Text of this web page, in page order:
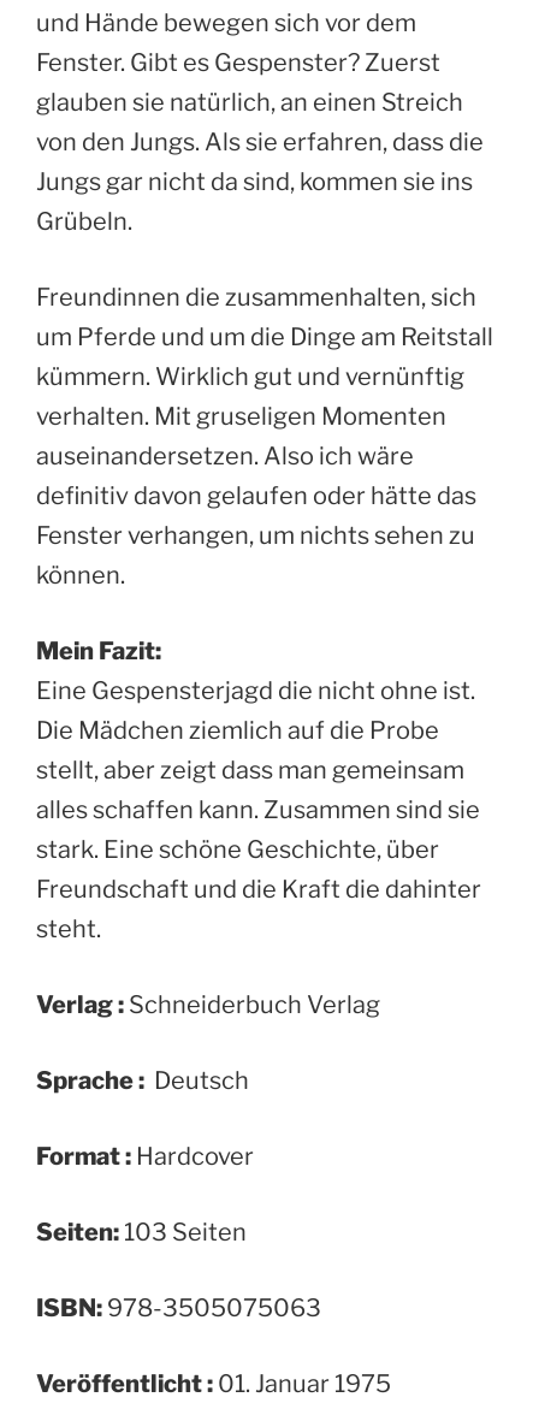
und Hände bewegen sich vor dem
Fenster. Gibt es Gespenster? Zuerst
glauben sie natürlich, an einen Streich
von den Jungs. Als sie erfahren, dass die
Jungs gar nicht da sind, kommen sie ins
Grübeln.
Freundinnen die zusammenhalten, sich
um Pferde und um die Dinge am Reitstall
kümmern. Wirklich gut und vernünftig
verhalten. Mit gruseligen Momenten
auseinandersetzen. Also ich wäre
definitiv davon gelaufen oder hätte das
Fenster verhangen, um nichts sehen zu
können.
Mein Fazit:
Eine Gespensterjagd die nicht ohne ist.
Die Mädchen ziemlich auf die Probe
stellt, aber zeigt dass man gemeinsam
alles schaffen kann. Zusammen sind sie
stark. Eine schöne Geschichte, über
Freundschaft und die Kraft die dahinter
steht.
Verlag : Schneiderbuch Verlag
Sprache : ‎ Deutsch
Format : ‎Hardcover
Seiten: 103 Seiten
ISBN: ‎978-3505075063
Veröffentlicht : 01. Januar 1975